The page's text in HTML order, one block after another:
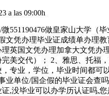
a las 09:00h
551190476做皇家山大学（
文凭办理毕业证成绩单办理
英国文凭办理加拿大文凭办
美交代）； 2、雅思、托福
专业，学位，毕业时间都可
业单位/国企假的毕业证会查
,没毕业可以办学历认证吗,